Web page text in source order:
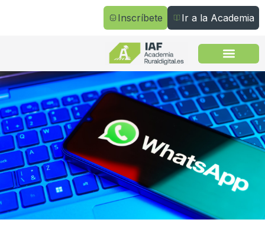
Inscríbete Ir a la Academia